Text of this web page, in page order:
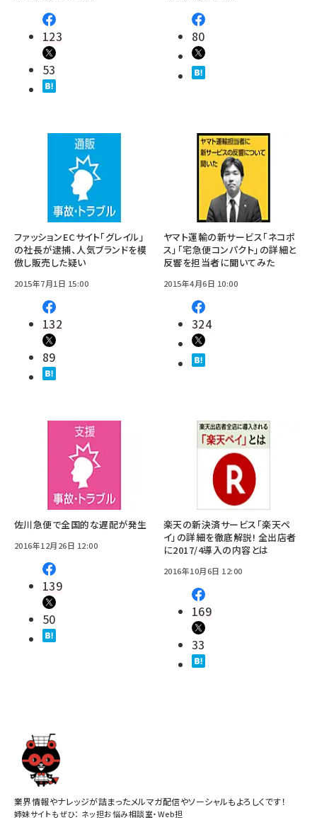
123
53
80
ファッションECサイト「グレイル」
の社長が逮捕、人気ブランドを模
倣し販売した疑い
2015年7月1日 15:00
132
89
ヤマト運輸の新サービス「ネコポ
ス」「宅急便コンパクト」の詳細と
反響を担当者に聞いてみた
2015年4月6日 10:00
324
佐川急便で全国的な遅配が発生
2016年12月26日 12:00
139
50
楽天の新決済サービス「楽天ペ
イ」の詳細を徹底解説! 全出店者
に2017/4導入の内容とは
2016年10月6日 12:00
169
33
業界情報やナレッジが詰まったメルマガ配信やソーシャルもよろしくです！
姉妹サイトもぜひ： ネッ担お悩み相談室・Web担